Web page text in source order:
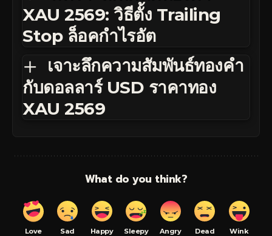
XAU 2569: วิธีตั้ง Trailing
Stop ล็อคกำไรอัต
เจาะลึกความสัมพันธ์ทองคำ
กับดอลลาร์ USD ราคาทอง
XAU 2569
What do you think?
Love Sad Happy Sleepy Angry Dead Wink